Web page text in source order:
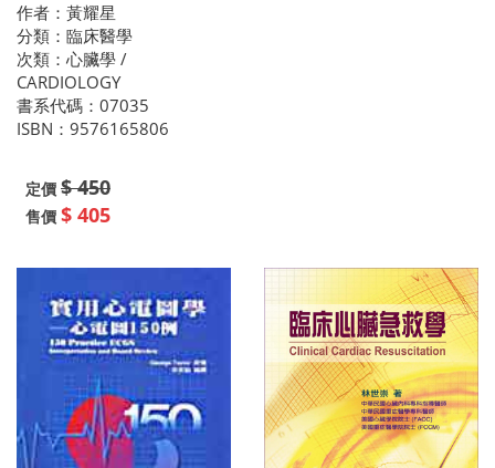
作者：黃耀星
分類：臨床醫學
次類：心臟學 /
CARDIOLOGY
書系代碼：07035
ISBN：9576165806
定價 $ 450
售價 $ 405